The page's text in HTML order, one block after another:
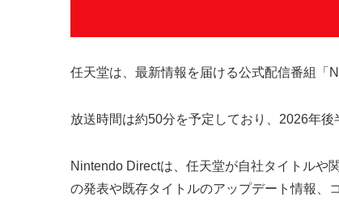
任天堂は、最新情報を届ける公式配信番組「
放送時間は約50分を予定しており、2026年
Nintendo Directは、任天堂が自社タイトルや
の発表や既存タイトルのアップデート情報、